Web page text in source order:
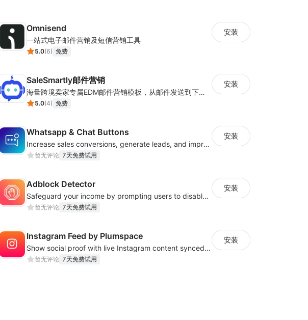
Omnisend
一站式电子邮件营销及短信营销工具
5.0(6) 免费
安装
SaleSmartly邮件营销
海量跨境卖家专属EDM邮件营销模板，从邮件发送到下单全链路效果追踪，全生命周期触达用户触达。
5.0(4) 免费
安装
Whatsapp & Chat Buttons
Increase sales conversions, generate leads, and improve client support
暂无评论 7天免费试用
安装
Adblock Detector
Safeguard your income by prompting users to disable ad blockers.
暂无评论 7天免费试用
安装
Instagram Feed by Plumspace
Show social proof with live Instagram content synced with your store design
暂无评论 7天免费试用
安装